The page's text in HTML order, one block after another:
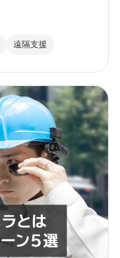
遠隔支援